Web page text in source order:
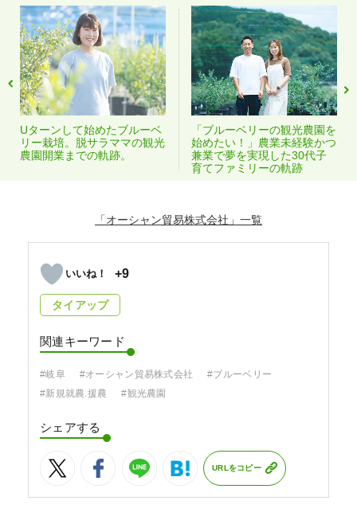
Uターンして始めたブルーベ
リー栽培。脱サラママの観光
農園開業までの軌跡。
「ブルーベリーの観光農園を
始めたい！」農業未経験かつ
兼業で夢を実現した30代子
育てファミリーの軌跡
「オーシャン貿易株式会社」
+9
タイアップ
関連キーワード
#岐阜 #オーシャン貿易株式会社
#ブルーベリー
#新規就農.援農
#観光農園
シェアする
URLをコピー